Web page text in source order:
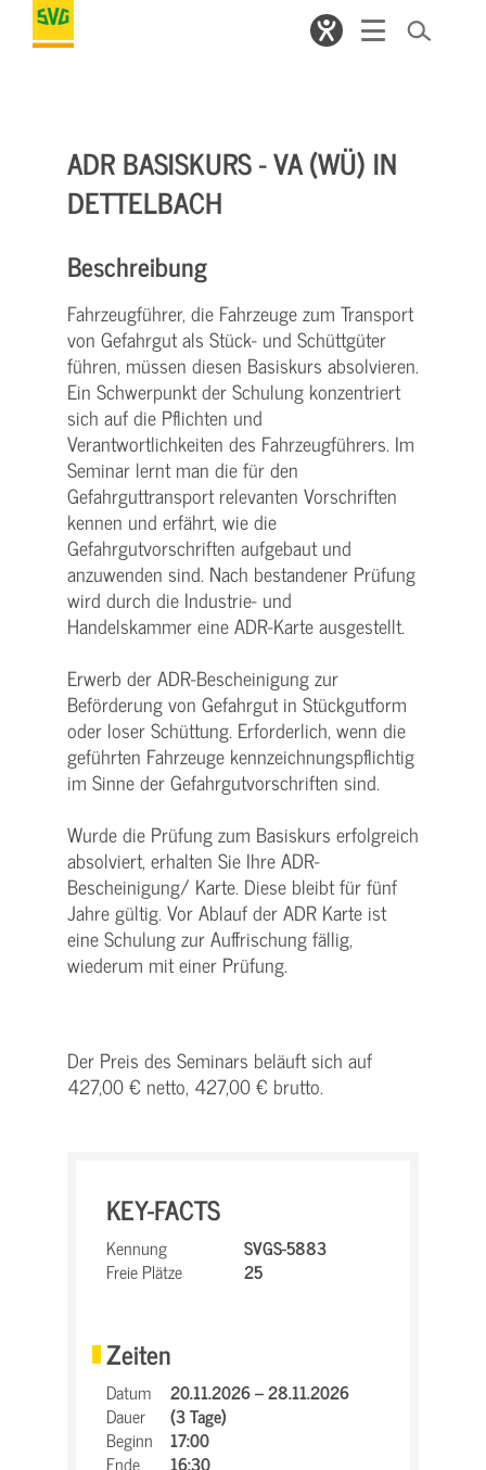
ADR BASISKURS - VA (WÜ) IN
DETTELBACH
Beschreibung
Fahrzeugführer, die Fahrzeuge zum Transport
von Gefahrgut als Stück- und Schüttgüter
führen, müssen diesen Basiskurs absolvieren.
Ein Schwerpunkt der Schulung konzentriert
sich auf die Pflichten und
Verantwortlichkeiten des Fahrzeugführers. Im
Seminar lernt man die für den
Gefahrguttransport relevanten Vorschriften
kennen und erfährt, wie die
Gefahrgutvorschriften aufgebaut und
anzuwenden sind. Nach bestandener Prüfung
wird durch die Industrie- und
Handelskammer eine ADR-Karte ausgestellt.
Erwerb der ADR-Bescheinigung zur
Beförderung von Gefahrgut in Stückgutform
oder loser Schüttung. Erforderlich, wenn die
geführten Fahrzeuge kennzeichnungspflichtig
im Sinne der Gefahrgutvorschriften sind.
Wurde die Prüfung zum Basiskurs erfolgreich
absolviert, erhalten Sie Ihre ADR-
Bescheinigung/ Karte. Diese bleibt für fünf
Jahre gültig. Vor Ablauf der ADR Karte ist
eine Schulung zur Auffrischung fällig,
wiederum mit einer Prüfung.
Der Preis des Seminars beläuft sich auf
427,00 € netto, 427,00 € brutto.
KEY-FACTS
Kennung
SVGS-5883
Freie Plätze
25
Zeiten
Datum
20.11.2026 – 28.11.2026
Dauer
(3 Tage)
Beginn
17:00
Ende
16:30